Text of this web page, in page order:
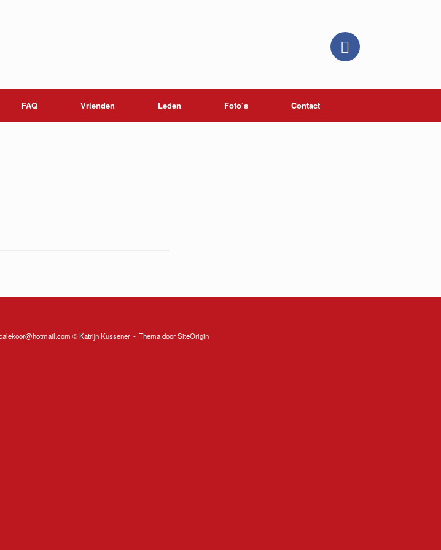
FAQ Vrienden Leden Foto’s Contact
© Katrijn Kussener Thema doorSiteOrigin